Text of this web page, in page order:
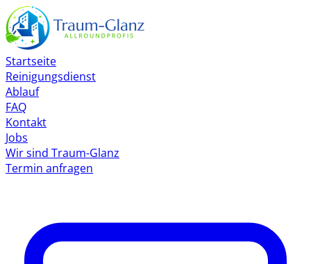
Startseite
Reinigungsdienst
Ablauf
FAQ
Kontakt
Jobs
Wir sind Traum-Glanz
Termin anfragen